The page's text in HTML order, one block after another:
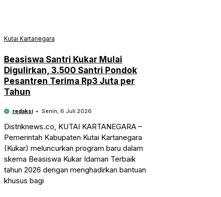
Kutai Kartanegara
Beasiswa Santri Kukar Mulai
Digulirkan, 3.500 Santri Pondok
Pesantren Terima Rp3 Juta per
Tahun
redaksi Senin, 6 Juli 2026
Distriknews.co, KUTAI KARTANEGARA –
Pemerintah Kabupaten Kutai Kartanegara
(Kukar) meluncurkan program baru dalam
skema Beasiswa Kukar Idaman Terbaik
tahun 2026 dengan menghadirkan bantuan
khusus bagi